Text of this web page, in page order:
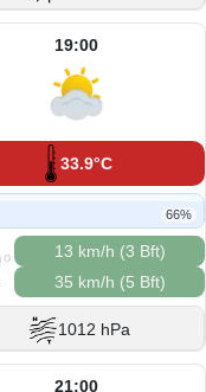
19:00
33.9°C
66%
O
13 km/h (3 Bft)
35 km/h (5 Bft)
1012 hPa
21:00